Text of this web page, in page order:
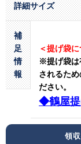
詳細サイズ
補
足
情
報
＜提げ袋
※提げ袋は
されるた
ださい。
◆鶴屋提
領